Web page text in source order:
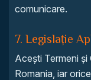
comunicare.
7. Legislație
Acești Termeni și
Romania, iar